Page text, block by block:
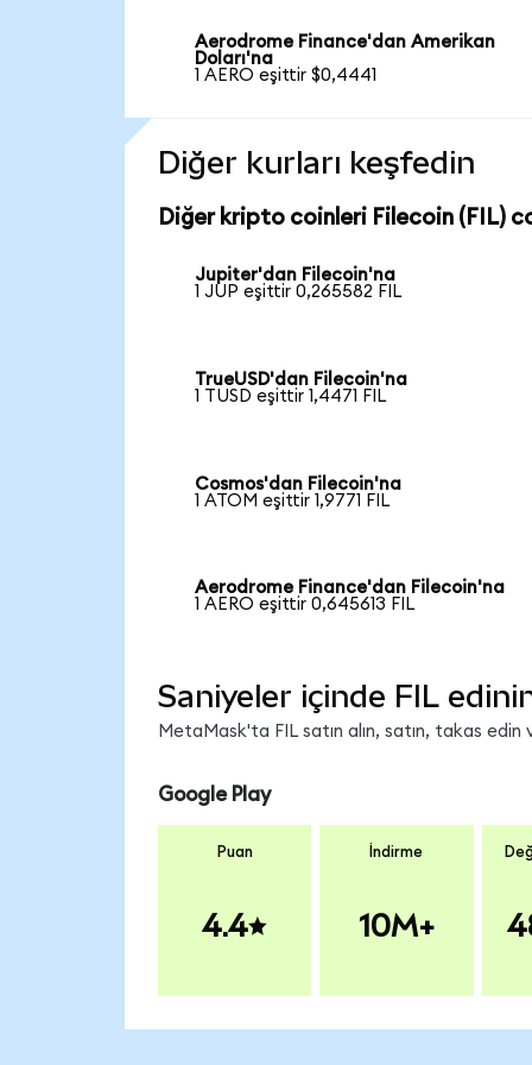
Aerodrome Finance'dan Amerikan
Doları'na
1 AERO eşittir $0,4441
Diğer kurları keşfedin
Diğer kripto coinleri Filecoin (FIL)
Jupiter'dan Filecoin'na
1 JUP eşittir 0,265582 FIL
TrueUSD'dan Filecoin'na
1 TUSD eşittir 1,4471 FIL
Cosmos'dan Filecoin'na
1 ATOM eşittir 1,9771 FIL
Aerodrome Finance'dan Filecoin'na
1 AERO eşittir 0,645613 FIL
Saniyeler içinde FIL
MetaMask'ta FIL satın alın, satın, takas
Google Play
Puan
4.4
İndirme
10M+